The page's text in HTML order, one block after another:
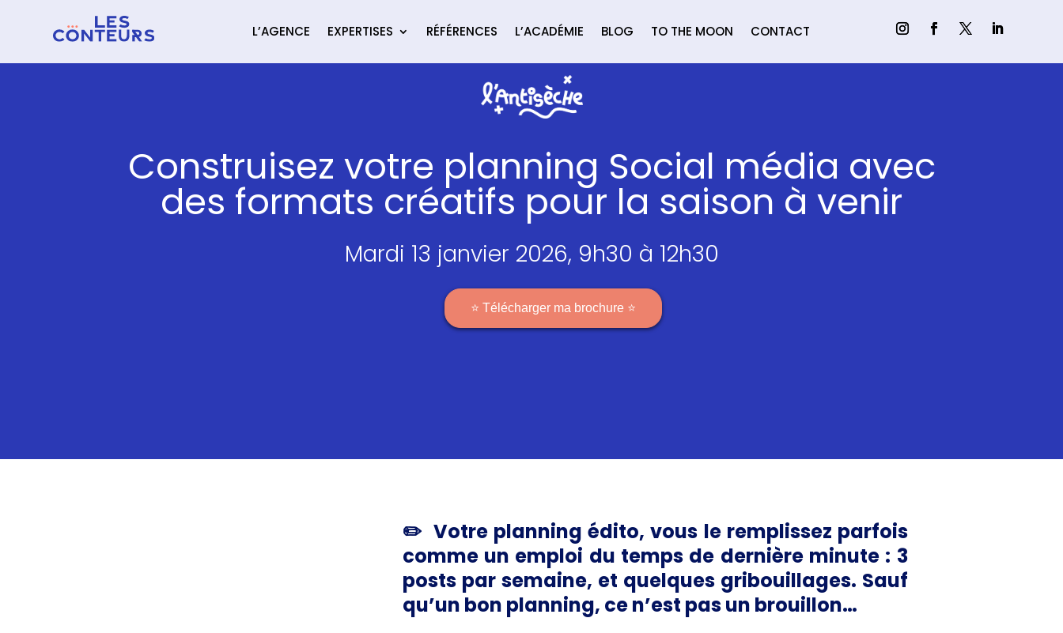
L’AGENCE EXPERTISES RÉFÉRENCES L’ACADÉMIE BLOG TO THE MOON CONTACT
Construisez votre planning Social média avec
des formats créatifs pour la saison à venir
Mardi 13 janvier 2026, 9h30 à 12h30
⭐ Télécharger ma brochure ⭐
✏️ Votre planning édito, vous le remplissez parfois
comme un emploi du temps de dernière minute : 3
posts par semaine, et quelques gribouillages. Sauf
qu’un bon planning, ce n’est pas un brouillon…